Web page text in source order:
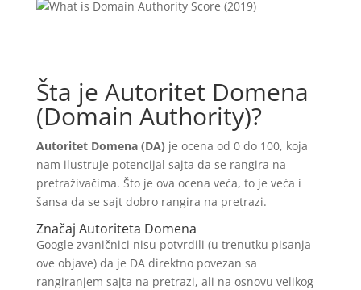
Šta je Autoritet Domena
(Domain Authority)?
Autoritet Domena (DA) je ocena od 0 do 100, koja
nam ilustruje potencijal sajta da se rangira na
pretraživačima. Što je ova ocena veća, to je veća i
šansa da se sajt dobro rangira na pretrazi.
Značaj Autoriteta Domena
Google zvaničnici nisu potvrdili (u trenutku pisanja
ove objave) da je DA direktno povezan sa
rangiranjem sajta na pretrazi, ali na osnovu velikog